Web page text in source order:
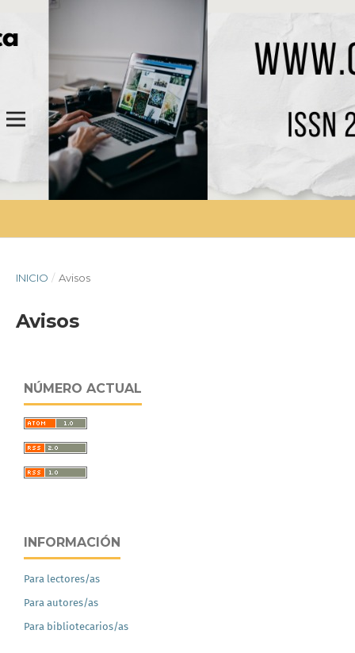
INICIO / Avisos
Avisos
NÚMERO ACTUAL
INFORMACIÓN
Para lectores/as
Para autores/as
Para bibliotecarios/as